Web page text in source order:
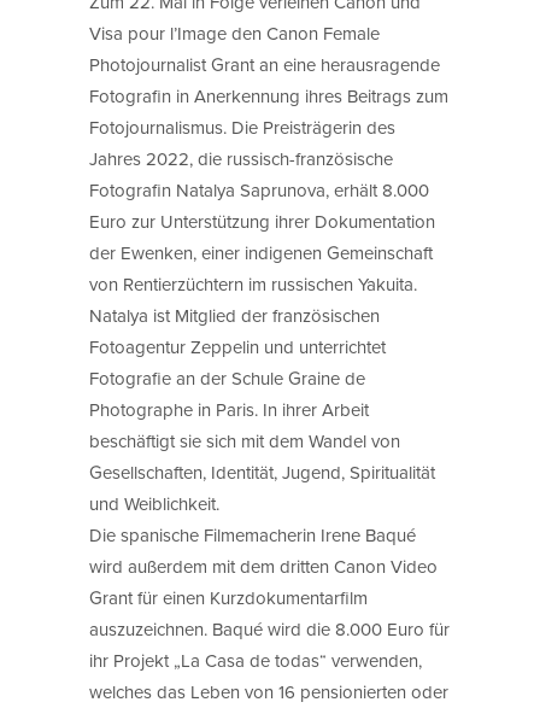
Visa pour l’Image den Canon Female
Photojournalist Grant an eine herausragende
Fotografin in Anerkennung ihres Beitrags zum
Fotojournalismus. Die Preisträgerin des
Jahres 2022, die russisch-französische
Fotografin Natalya Saprunova, erhält 8.000
Euro zur Unterstützung ihrer Dokumentation
der Ewenken, einer indigenen Gemeinschaft
von Rentierzüchtern im russischen Yakuita.
Natalya ist Mitglied der französischen
Fotoagentur Zeppelin und unterrichtet
Fotografie an der Schule Graine de
Photographe in Paris. In ihrer Arbeit
beschäftigt sie sich mit dem Wandel von
Gesellschaften, Identität, Jugend, Spiritualität
und Weiblichkeit.
Die spanische Filmemacherin Irene Baqué
wird außerdem mit dem dritten Canon Video
Grant für einen Kurzdokumentarfilm
auszuzeichnen. Baqué wird die 8.000 Euro für
ihr Projekt „La Casa de todas“ verwenden,
welches das Leben von 16 pensionierten oder